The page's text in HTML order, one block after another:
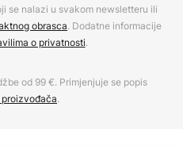
se nalazi u svakom newsletteru ili
obrasca. Dodatne informacije
o privatnosti.
od 99 €. Primjenjuje se popis
.